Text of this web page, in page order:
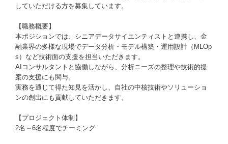
していただける方を募集しています。
【職務概要】
本ポジションでは、シニアデータサイエンティストと連携し、金
融業界の多様な現場でデータ分析・モデル構築・運用設計（MLOp
s）など技術面の支援を担当いただきます。
AIコンサルタントと協働しながら、分析ニーズの整理や技術的提
案の支援にも関与。
実務を通じて得た知見を活かし、自社の中核技術やソリューショ
ンの創出にも貢献していただきます。
【プロジェクト体制】
2名～6名程度でチーミング